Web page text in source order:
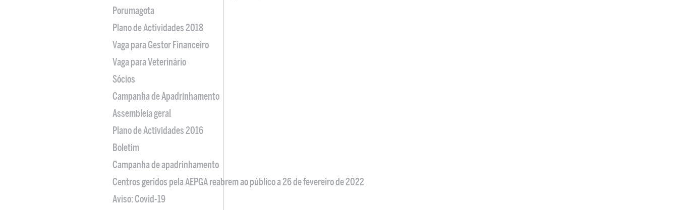
Porumagota
Plano de Actividades 2018
Vaga para Gestor Financeiro
Vaga para Veterinário
Sócios
Campanha de Apadrinhamento
Assembleia geral
Plano de Actividades 2016
Boletim
Campanha de apadrinhamento
Centros geridos pela AEPGA reabrem ao público a 26 de fevereiro de 2022
Aviso: Covid-19